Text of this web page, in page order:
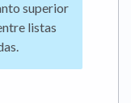
superior
listas